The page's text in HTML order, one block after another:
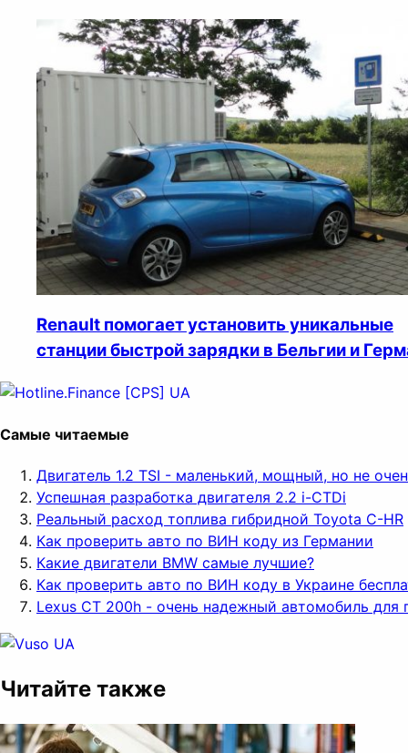
Renault помогает установить уникальные
станции быстрой зарядки в Бельгии и
Самые читаемые
Двигатель 1.2 TSI - маленький, мощный, но не
Успешная разработка двигателя 2.2 i-CTDi
Реальный расход топлива гибридной Toyota C-HR
Как проверить авто по ВИН коду из Германии
Какие двигатели BMW самые лучшие?
Как проверить авто по ВИН коду в Украине
Lexus CT 200h - очень надежный автомобиль для
Читайте также